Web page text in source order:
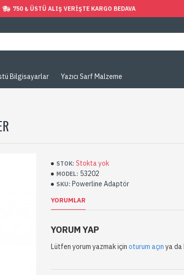
750 ₺ ÜSTÜ ALIŞ VERIŞTE KARGO BEDAVA
Bilgisayarlar Yazıcı Sarf Malzeme
YORUMLAR
YORUM YAP
Lütfen yorum yazmak içinoturum açın ya da
STOK: Stokta yok
MODEL: 53202
SKU: Powerline Adaptör